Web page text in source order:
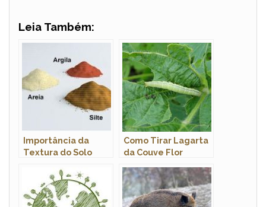
Leia Também:
Importância da
Textura do Solo
Como Tirar Lagarta
da Couve Flor